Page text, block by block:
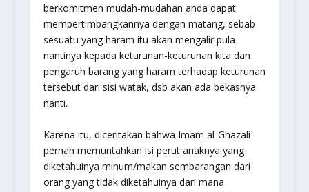
berkomitmen mudah-mudahan anda dapat
mempertimbangkannya dengan matang, sebab
sesuatu yang haram itu akan mengalir pula
nantinya kepada keturunan-keturunan kita dan
pengaruh barang yang haram terhadap keturunan
tersebut dari sisi watak, dsb akan ada bekasnya
nanti.
Karena itu, diceritakan bahwa Imam al-Ghazali
pernah memuntahkan isi perut anaknya yang
diketahuinya minum/makan sembarangan dari
orang yang tidak diketahuinya dari mana